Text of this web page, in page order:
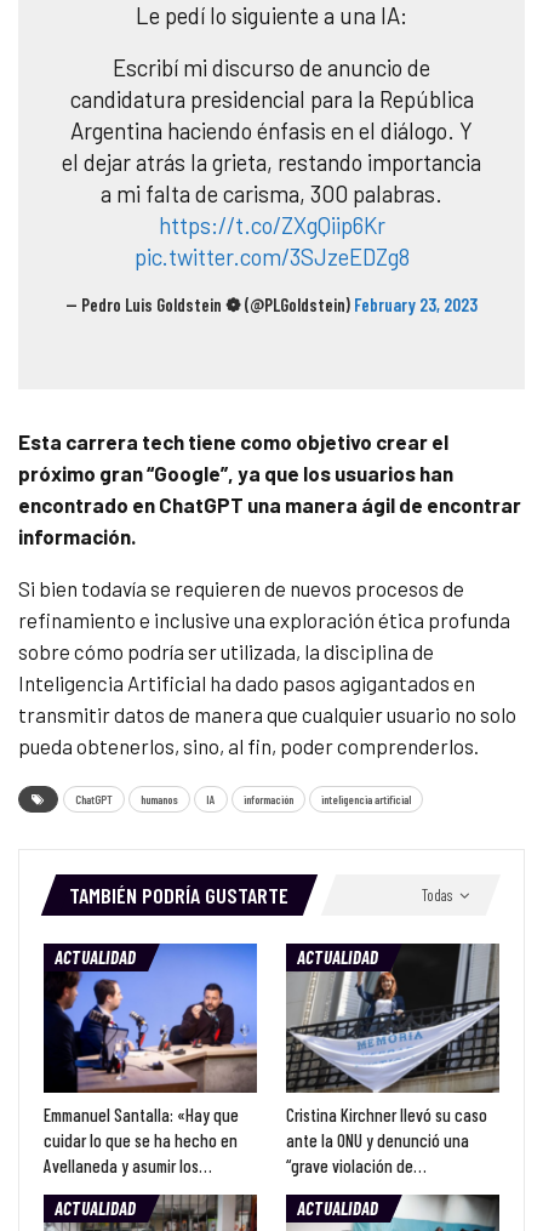
Le pedí lo siguiente a una IA:
Escribí mi discurso de anuncio de
candidatura presidencial para la República
Argentina haciendo énfasis en el diálogo. Y
el dejar atrás la grieta, restando importancia
a mi falta de carisma, 300 palabras.
https://t.co/ZXgQiip6Kr
pic.twitter.com/3SJzeEDZg8
— Pedro Luis Goldstein ❁ (@PLGoldstein) February 23, 2023
Esta carrera tech tiene como objetivo crear el
próximo gran “Google”, ya que los usuarios han
encontrado en ChatGPT una manera ágil de encontrar
información.
Si bien todavía se requieren de nuevos procesos de
refinamiento e inclusive una exploración ética profunda
sobre cómo podría ser utilizada, la disciplina de
Inteligencia Artificial ha dado pasos agigantados en
transmitir datos de manera que cualquier usuario no solo
pueda obtenerlos, sino, al fin, poder comprenderlos.
ChatGPT humanos IA información inteligencia artificial
Todas
TAMBIÉN PODRÍA GUSTARTE
ACTUALIDAD
Emmanuel Santalla: «Hay que
cuidar lo que se ha hecho en
Avellaneda y asumir los…
ACTUALIDAD
Cristina Kirchner llevó su caso
ante la ONU y denunció una
“grave violación de…
ACTUALIDAD
ACTUALIDAD